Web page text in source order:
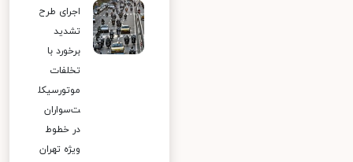
اجرای طرح
تشدید
برخورد با
تخلفات
موتورسیکل
ت‌سواران
در خطوط
ویژه تهران